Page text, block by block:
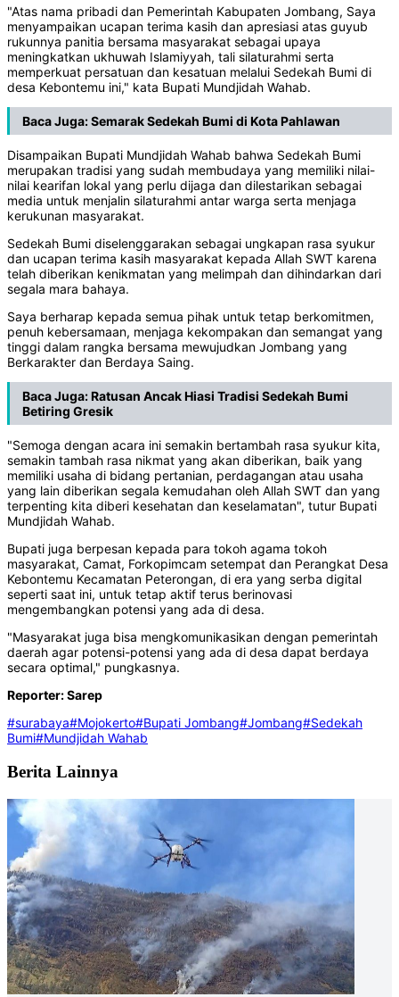
"Atas nama pribadi dan Pemerintah Kabupaten Jombang, Saya
menyampaikan ucapan terima kasih dan apresiasi atas guyub
rukunnya panitia bersama masyarakat sebagai upaya
meningkatkan ukhuwah Islamiyyah, tali silaturahmi serta
memperkuat persatuan dan kesatuan melalui Sedekah Bumi di
desa Kebontemu ini," kata Bupati Mundjidah Wahab.
Baca Juga:Semarak Sedekah Bumi di Kota Pahlawan
Disampaikan Bupati Mundjidah Wahab bahwa Sedekah Bumi
merupakan tradisi yang sudah membudaya yang memiliki nilai-
nilai kearifan lokal yang perlu dijaga dan dilestarikan sebagai
media untuk menjalin silaturahmi antar warga serta menjaga
kerukunan masyarakat.
Sedekah Bumi diselenggarakan sebagai ungkapan rasa syukur
dan ucapan terima kasih masyarakat kepada Allah SWT karena
telah diberikan kenikmatan yang melimpah dan dihindarkan dari
segala mara bahaya.
Saya berharap kepada semua pihak untuk tetap berkomitmen,
penuh kebersamaan, menjaga kekompakan dan semangat yang
tinggi dalam rangka bersama mewujudkan Jombang yang
Berkarakter dan Berdaya Saing.
Baca Juga:Ratusan Ancak Hiasi Tradisi Sedekah Bumi
Betiring Gresik
"Semoga dengan acara ini semakin bertambah rasa syukur kita,
semakin tambah rasa nikmat yang akan diberikan, baik yang
memiliki usaha di bidang pertanian, perdagangan atau usaha
yang lain diberikan segala kemudahan oleh Allah SWT dan yang
terpenting kita diberi kesehatan dan keselamatan", tutur Bupati
Mundjidah Wahab.
Bupati juga berpesan kepada para tokoh agama tokoh
masyarakat, Camat, Forkopimcam setempat dan Perangkat Desa
Kebontemu Kecamatan Peterongan, di era yang serba digital
seperti saat ini, untuk tetap aktif terus berinovasi
mengembangkan potensi yang ada di desa.
"Masyarakat juga bisa mengkomunikasikan dengan pemerintah
daerah agar potensi-potensi yang ada di desa dapat berdaya
secara optimal," pungkasnya.
Reporter: Sarep
#surabaya#Mojokerto#Bupati Jombang#Jombang#Sedekah
Bumi#Mundjidah Wahab
Berita Lainnya